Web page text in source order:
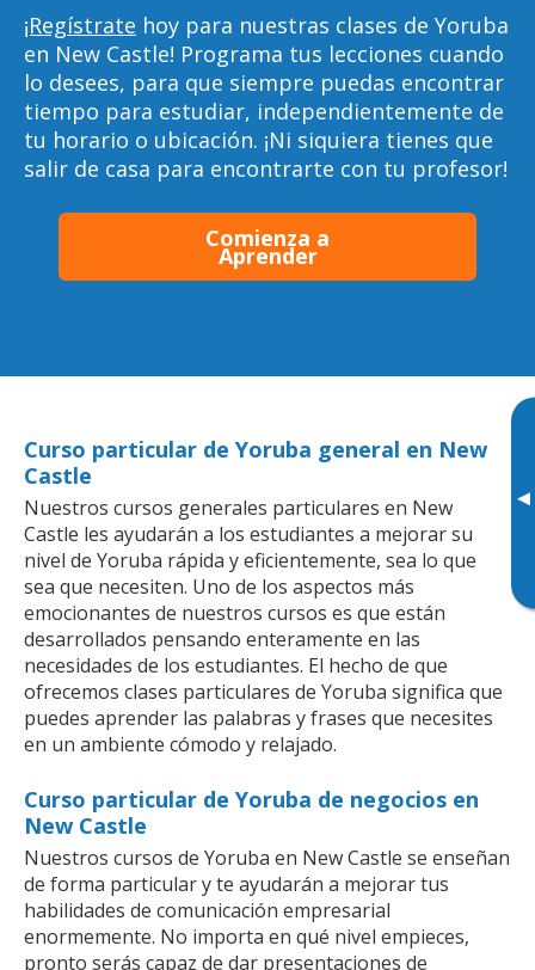
▸
¡Regístrate hoy para nuestras clases de Yoruba
en New Castle! Programa tus lecciones cuando
lo desees, para que siempre puedas encontrar
tiempo para estudiar, independientemente de
tu horario o ubicación. ¡Ni siquiera tienes que
salir de casa para encontrarte con tu profesor!
Comienza a
Aprender
Curso particular de Yoruba general en New
Castle
Nuestros cursos generales particulares en New
Castle les ayudarán a los estudiantes a mejorar su
nivel de Yoruba rápida y eficientemente, sea lo que
sea que necesiten. Uno de los aspectos más
emocionantes de nuestros cursos es que están
desarrollados pensando enteramente en las
necesidades de los estudiantes. El hecho de que
ofrecemos clases particulares de Yoruba significa que
puedes aprender las palabras y frases que necesites
en un ambiente cómodo y relajado.
Curso particular de Yoruba de negocios en
New Castle
Nuestros cursos de Yoruba en New Castle se enseñan
de forma particular y te ayudarán a mejorar tus
habilidades de comunicación empresarial
enormemente. No importa en qué nivel empieces,
pronto serás capaz de dar presentaciones de